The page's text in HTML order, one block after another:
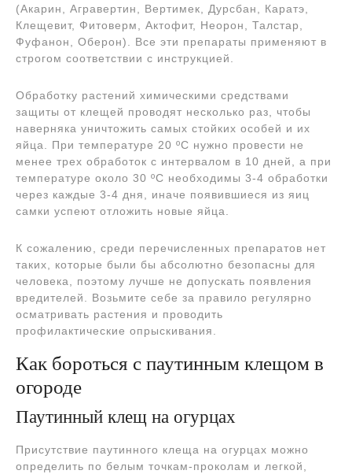
(Акарин, Агравертин, Вертимек, Дурсбан, Каратэ,
Клещевит, Фитоверм, Актофит, Неорон, Талстар,
Фуфанон, Оберон). Все эти препараты применяют в
строгом соответствии с инструкцией.
Обработку растений химическими средствами
защиты от клещей проводят несколько раз, чтобы
наверняка уничтожить самых стойких особей и их
яйца. При температуре 20 ºC нужно провести не
менее трех обработок с интервалом в 10 дней, а при
температуре около 30 ºC необходимы 3-4 обработки
через каждые 3-4 дня, иначе появившиеся из яиц
самки успеют отложить новые яйца.
К сожалению, среди перечисленных препаратов нет
таких, которые были бы абсолютно безопасны для
человека, поэтому лучше не допускать появления
вредителей. Возьмите себе за правило регулярно
осматривать растения и проводить
профилактические опрыскивания.
Как бороться с паутинным клещом в
огороде
Паутинный клещ на огурцах
Присутствие паутинного клеща на огурцах можно
определить по белым точкам-проколам и легкой,